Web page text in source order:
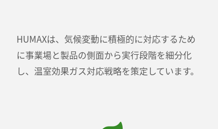
HUMAXは、気候変動に積極的に対応するため
に事業場と製品の側面から実行段階を細分化
し、温室効果ガス対応戦略を策定しています。